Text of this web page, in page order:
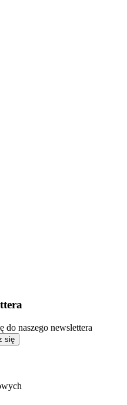
do naszego newslettera
się